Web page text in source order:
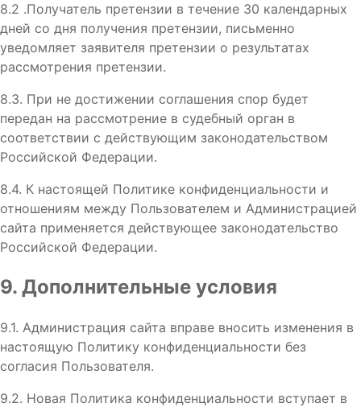
8.2 .Получатель претензии в течение 30 календарных
дней со дня получения претензии, письменно
уведомляет заявителя претензии о результатах
рассмотрения претензии.
8.3. При не достижении соглашения спор будет
передан на рассмотрение в судебный орган в
соответствии с действующим законодательством
Российской Федерации.
8.4. К настоящей Политике конфиденциальности и
отношениям между Пользователем и Администрацией
сайта применяется действующее законодательство
Российской Федерации.
9. Дополнительные условия
9.1. Администрация сайта вправе вносить изменения в
настоящую Политику конфиденциальности без
согласия Пользователя.
9.2. Новая Политика конфиденциальности вступает в